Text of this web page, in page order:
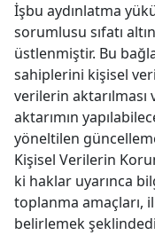
İşbu aydınlatma
sorumlusu sıfatı
üstlenmiştir. Bu
sahiplerini kişisel
verilerin
aktarımın
yöneltilen
Kişisel Verilerin
ki haklar uyarınca
toplanma amaçları,
belirlemek